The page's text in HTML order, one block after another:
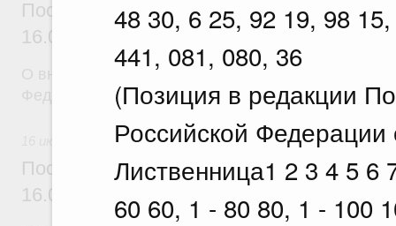
48 30, 6 25, 92 19, 98
441, 081, 080, 36
(Позиция в редакции
Российской
Лиственница1 2 3 4 5 6
60 60, 1 - 80 80, 1 - 100
Постановление Правительства
16.07.2026 г. № 896
О внесении изменений в постановление
Федерации от 30 сентября 2022 г. № 1728
Постановление Правительства
16.07.2026 г. № 900